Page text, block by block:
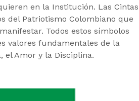
en la Institución. Las Cintas
del Patriotismo Colombiano que
Todos estos símbolos
valores fundamentales de la
el Amor y la Disciplina.